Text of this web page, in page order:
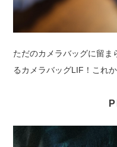
ただのカメラバッグに留ま
るカメラバッグLIF！これ